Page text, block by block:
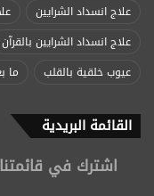
علاج انسداد الشرايين
علاج انسداد الشرايين بالقرآن
عيوب خلقية بالقلب
ما
القائمة البريدية
اشترك في